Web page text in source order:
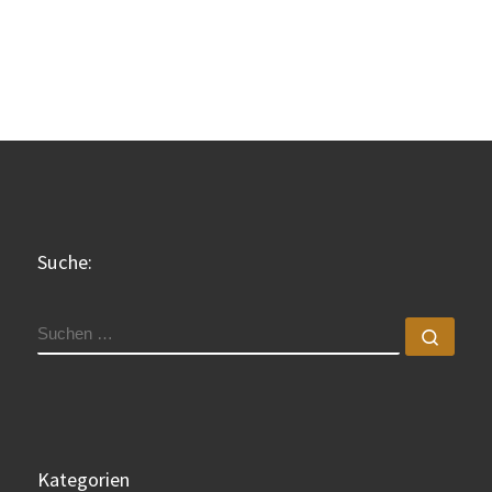
Suche:
SUCHE
Kategorien